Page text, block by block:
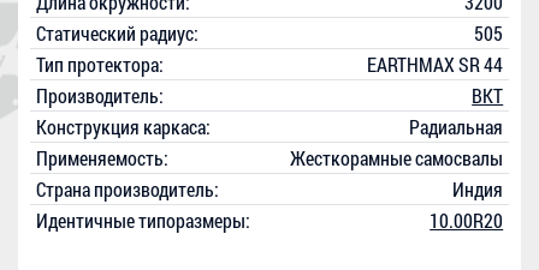
Статический радиус:
505
Тип протектора:
EARTHMAX SR 44
Производитель:
BKT
Конструкция каркаса:
Радиальная
Применяемость:
Жесткорамные самосвалы
Страна производитель:
Индия
Идентичные типоразмеры:
10.00R20